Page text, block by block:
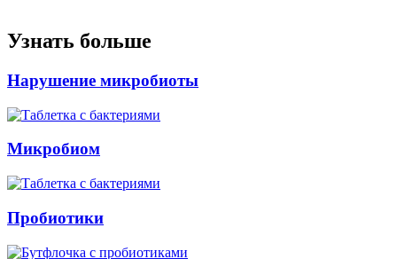
Узнать больше
Нарушение микробиоты
Микробиом
Пробиотики